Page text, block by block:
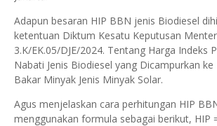
Adapun besaran HIP BBN jenis Biodiesel
ketentuan Diktum Kesatu Keputusan
3.K/EK.05/DJE/2024. Tentang Harga Indeks
Nabati Jenis Biodiesel yang Dicampurkan
Bakar Minyak Jenis Minyak Solar.
Agus menjelaskan cara perhitungan HIP
menggunakan formula sebagai berikut, HIP